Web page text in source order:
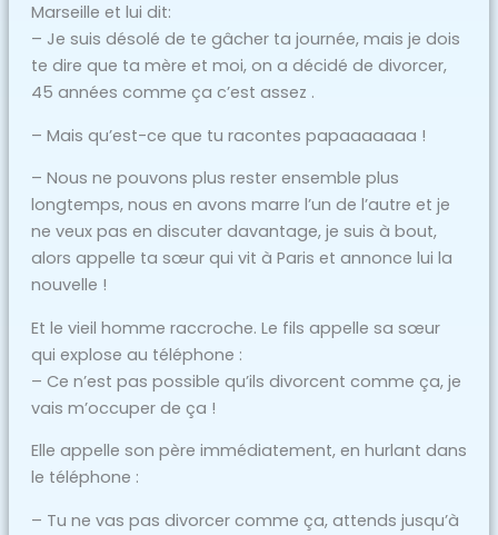
Marseille et lui dit:
– Je suis désolé de te gâcher ta journée, mais je dois
te dire que ta mère et moi, on a décidé de divorcer,
45 années comme ça c’est assez .
– Mais qu’est-ce que tu racontes papaaaaaaa !
– Nous ne pouvons plus rester ensemble plus
longtemps, nous en avons marre l’un de l’autre et je
ne veux pas en discuter davantage, je suis à bout,
alors appelle ta sœur qui vit à Paris et annonce lui la
nouvelle !
Et le vieil homme raccroche. Le fils appelle sa sœur
qui explose au téléphone :
– Ce n’est pas possible qu’ils divorcent comme ça, je
vais m’occuper de ça !
Elle appelle son père immédiatement, en hurlant dans
le téléphone :
– Tu ne vas pas divorcer comme ça, attends jusqu’à